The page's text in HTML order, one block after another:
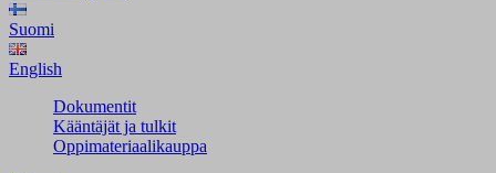
Suomi
English
Dokumentit
Kääntäjät ja tulkit
Oppimateriaalikauppa